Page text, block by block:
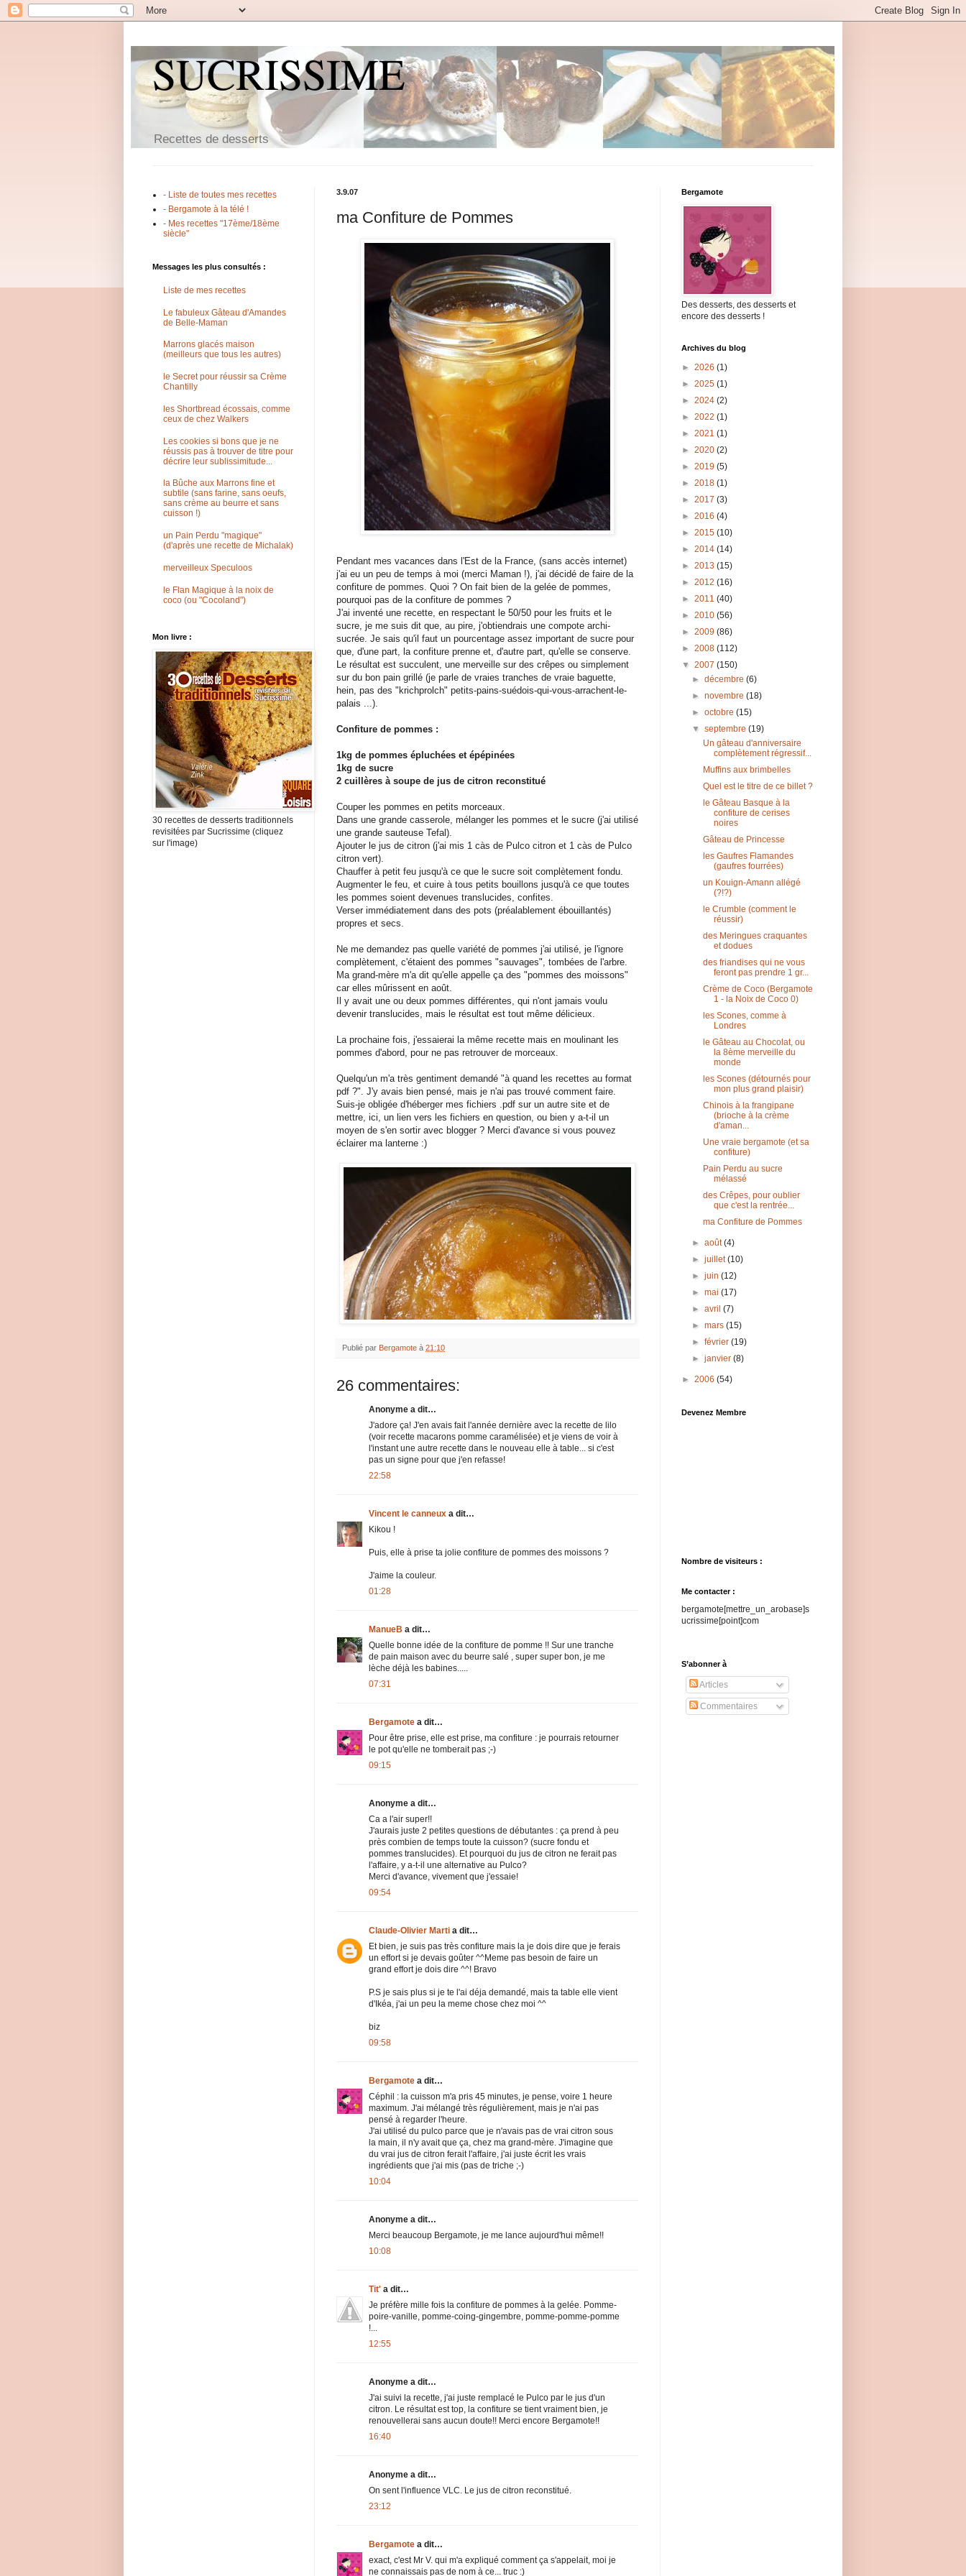
SUCRISSIME
Recettes de desserts
3.9.07
ma Confiture de Pommes
Pendant mes vacances dans l'Est de la France, (sans accès internet)
j'ai eu un peu de temps à moi (merci Maman !), j'ai décidé de faire de la
confiture de pommes. Quoi ? On fait bien de la gelée de pommes,
pourquoi pas de la confiture de pommes ?
J'ai inventé une recette, en respectant le 50/50 pour les fruits et le
sucre, je me suis dit que, au pire, j'obtiendrais une compote archi-
sucrée. Je sais qu'il faut un pourcentage assez important de sucre pour
que, d'une part, la confiture prenne et, d'autre part, qu'elle se conserve.
Le résultat est succulent, une merveille sur des crêpes ou simplement
sur du bon pain grillé (je parle de vraies tranches de vraie baguette,
hein, pas des "krichprolch" petits-pains-suédois-qui-vous-arrachent-le-
palais ...).
Confiture de pommes :
1kg de pommes épluchées et épépinées
1kg de sucre
2 cuillères à soupe de jus de citron reconstitué
Couper les pommes en petits morceaux.
Dans une grande casserole, mélanger les pommes et le sucre (j'ai utilisé
une grande sauteuse Tefal).
Ajouter le jus de citron (j'ai mis 1 càs de Pulco citron et 1 càs de Pulco
citron vert).
Chauffer à petit feu jusqu'à ce que le sucre soit complètement fondu.
Augmenter le feu, et cuire à tous petits bouillons jusqu'à ce que toutes
les pommes soient devenues translucides, confites.
Verser immédiatement dans des pots (préalablement ébouillantés)
propres et secs.
Ne me demandez pas quelle variété de pommes j'ai utilisé, je l'ignore
complètement, c'étaient des pommes "sauvages", tombées de l'arbre.
Ma grand-mère m'a dit qu'elle appelle ça des "pommes des moissons"
car elles mûrissent en août.
Il y avait une ou deux pommes différentes, qui n'ont jamais voulu
devenir translucides, mais le résultat est tout même délicieux.
La prochaine fois, j'essaierai la même recette mais en moulinant les
pommes d'abord, pour ne pas retrouver de morceaux.
Quelqu'un m'a très gentiment demandé "à quand les recettes au format
pdf ?". J'y avais bien pensé, mais je n'ai pas trouvé comment faire.
Suis-je obligée d'héberger mes fichiers .pdf sur un autre site et de
mettre, ici, un lien vers les fichiers en question, ou bien y a-t-il un
moyen de s'en sortir avec blogger ? Merci d'avance si vous pouvez
éclairer ma lanterne :)
Publié par Bergamote à 21:10
26 commentaires:
Anonyme a dit…
J'adore ça! J'en avais fait l'année dernière avec la recette de lilo
(voir recette macarons pomme caramélisée) et je viens de voir à
l'instant une autre recette dans le nouveau elle à table... si c'est
pas un signe pour que j'en refasse!
22:58
Vincent le canneux a dit…
Kikou !
Puis, elle à prise ta jolie confiture de pommes des moissons ?
J'aime la couleur.
01:28
ManueB a dit…
Quelle bonne idée de la confiture de pomme !! Sur une tranche
de pain maison avec du beurre salé , super super bon, je me
lèche déjà les babines.....
07:31
Bergamote a dit…
Pour être prise, elle est prise, ma confiture : je pourrais retourner
le pot qu'elle ne tomberait pas ;-)
09:15
Anonyme a dit…
Ca a l'air super!!
J'aurais juste 2 petites questions de débutantes : ça prend à peu
près combien de temps toute la cuisson? (sucre fondu et
pommes translucides). Et pourquoi du jus de citron ne ferait pas
l'affaire, y a-t-il une alternative au Pulco?
Merci d'avance, vivement que j'essaie!
09:54
Claude-Olivier Marti a dit…
Et bien, je suis pas très confiture mais la je dois dire que je ferais
un effort si je devais goûter ^^Meme pas besoin de faire un
grand effort je dois dire ^^! Bravo
P.S je sais plus si je te l'ai déja demandé, mais ta table elle vient
d'Ikéa, j'ai un peu la meme chose chez moi ^^
biz
09:58
Bergamote a dit…
Céphil : la cuisson m'a pris 45 minutes, je pense, voire 1 heure
maximum. J'ai mélangé très régulièrement, mais je n'ai pas
pensé à regarder l'heure.
J'ai utilisé du pulco parce que je n'avais pas de vrai citron sous
la main, il n'y avait que ça, chez ma grand-mère. J'imagine que
du vrai jus de citron ferait l'affaire, j'ai juste écrit les vrais
ingrédients que j'ai mis (pas de triche ;-)
10:04
Anonyme a dit…
Merci beaucoup Bergamote, je me lance aujourd'hui même!!
10:08
Tit' a dit…
Je préfère mille fois la confiture de pommes à la gelée. Pomme-
poire-vanille, pomme-coing-gingembre, pomme-pomme-pomme
!...
12:55
Anonyme a dit…
J'ai suivi la recette, j'ai juste remplacé le Pulco par le jus d'un
citron. Le résultat est top, la confiture se tient vraiment bien, je
renouvellerai sans aucun doute!! Merci encore Bergamote!!
16:40
Anonyme a dit…
On sent l'influence VLC. Le jus de citron reconstitué.
23:12
Bergamote a dit…
exact, c'est Mr V. qui m'a expliqué comment ça s'appelait, moi je
ne connaissais pas de nom à ce... truc :)
- Liste de toutes mes recettes
- Bergamote à la télé !
- Mes recettes "17ème/18ème
siècle"
Messages les plus consultés :
Liste de mes recettes
Le fabuleux Gâteau d'Amandes
de Belle-Maman
Marrons glacés maison
(meilleurs que tous les autres)
le Secret pour réussir sa Crème
Chantilly
les Shortbread écossais, comme
ceux de chez Walkers
Les cookies si bons que je ne
réussis pas à trouver de titre pour
décrire leur sublissimitude...
la Bûche aux Marrons fine et
subtile (sans farine, sans oeufs,
sans crème au beurre et sans
cuisson !)
un Pain Perdu "magique"
(d'après une recette de Michalak)
merveilleux Speculoos
le Flan Magique à la noix de
coco (ou "Cocoland")
Mon livre :
30 recettes de desserts traditionnels
revisitées par Sucrissime (cliquez
sur l'image)
Bergamote
Des desserts, des desserts et
encore des desserts !
Archives du blog
► 2026 (1)
► 2025 (1)
► 2024 (2)
► 2022 (1)
► 2021 (1)
► 2020 (2)
► 2019 (5)
► 2018 (1)
► 2017 (3)
► 2016 (4)
► 2015 (10)
► 2014 (14)
► 2013 (15)
► 2012 (16)
► 2011 (40)
► 2010 (56)
► 2009 (86)
► 2008 (112)
▼ 2007 (150)
►décembre(6)
►novembre(18)
►octobre(15)
▼septembre(19)
Un gâteau d'anniversaire
complètement régressif...
Muffins aux brimbelles
Quel est le titre de ce billet ?
le Gâteau Basque à la
confiture de cerises
noires
Gâteau de Princesse
les Gaufres Flamandes
(gaufres fourrées)
un Kouign-Amann allégé
(?!?)
le Crumble (comment le
réussir)
des Meringues craquantes
et dodues
des friandises qui ne vous
feront pas prendre 1 gr...
Crème de Coco (Bergamote
1 - la Noix de Coco 0)
les Scones, comme à
Londres
le Gâteau au Chocolat, ou
la 8ème merveille du
monde
les Scones (détournés pour
mon plus grand plaisir)
Chinois à la frangipane
(brioche à la crème
d'aman...
Une vraie bergamote (et sa
confiture)
Pain Perdu au sucre
mélassé
des Crêpes, pour oublier
que c'est la rentrée...
ma Confiture de Pommes
►août(4)
►juillet(10)
►juin(12)
►mai(17)
►avril(7)
►mars(15)
►février(19)
►janvier(8)
► 2006 (54)
Devenez Membre
Nombre de visiteurs :
Me contacter :
bergamote[mettre_un_arobase]s
ucrissime[point]com
S’abonner à
Articles
Commentaires